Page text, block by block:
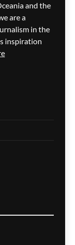
–
സെന്റ്
and the
are a
in the
inspiration